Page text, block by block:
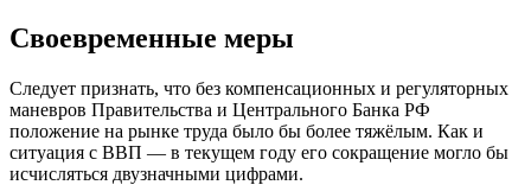
Своевременные меры
Следует признать, что без компенсационных и регуляторных
маневров Правительства и Центрального Банка РФ
положение на рынке труда было бы более тяжёлым. Как и
ситуация с ВВП — в текущем году его сокращение могло бы
исчисляться двузначными цифрами.